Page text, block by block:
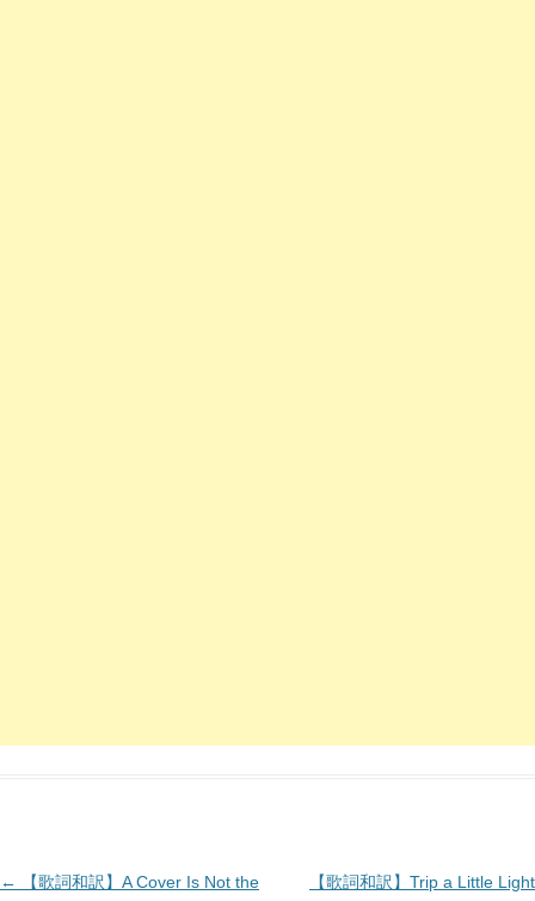
投
←
【歌詞和訳】A Cover Is Not the
【歌詞和訳】Trip a Little Light